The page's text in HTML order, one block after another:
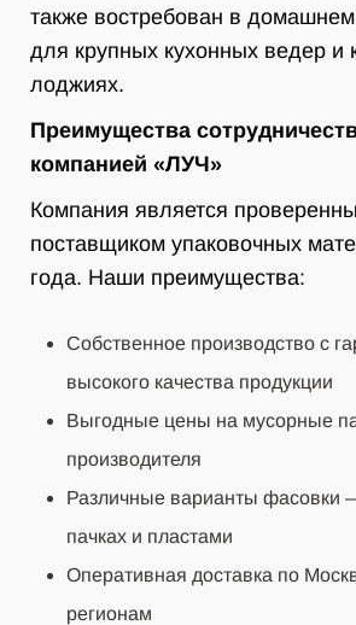
также востребован в
для крупных кухонных ведер и
лоджиях.
Преимущества
компанией «ЛУЧ»
Компания является
поставщиком упаковочных
года. Наши преимущества:
Собственное производство с
высокого качества продукции
Выгодные цены на мусорные
производителя
Различные варианты фасовки
пачках и пластами
Оперативная доставка по
регионам